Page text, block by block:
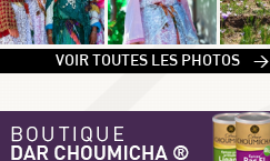
1 VOIR TOUTES LES PHOTOS >